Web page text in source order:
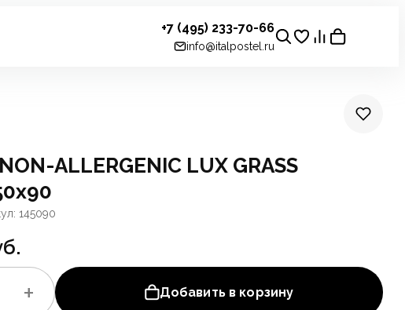
+7 (495) 233-70-66
info@italpostel.ru
ALLERGENIC LUX GRASS
145090
+ Добавить в корзину